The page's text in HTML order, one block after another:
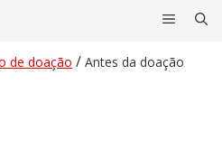
Menu
de doação / Antes da doação